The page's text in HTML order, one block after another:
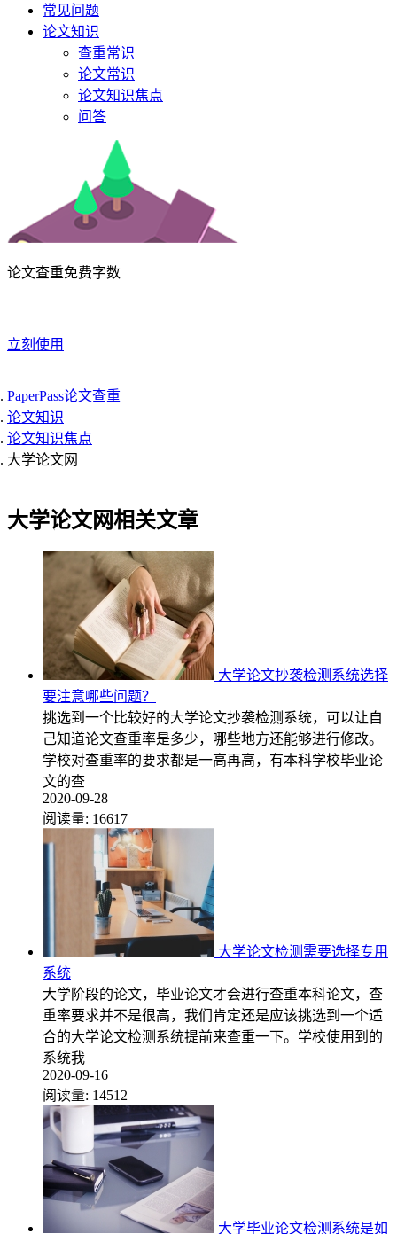
常见问题
论文知识
查重常识
论文常识
论文知识焦点
问答
论文查重免费字数
立刻使用
PaperPass论文查重
论文知识
论文知识焦点
大学论文网
大学论文网相关文章
大学论文抄袭检测系统选择
要注意哪些问题？
挑选到一个比较好的大学论文抄袭检测系统，可以让自
己知道论文查重率是多少，哪些地方还能够进行修改。
学校对查重率的要求都是一高再高，有本科学校毕业论
文的查
2020-09-28
阅读量: 16617
大学论文检测需要选择专用
系统
大学阶段的论文，毕业论文才会进行查重本科论文，查
重率要求并不是很高，我们肯定还是应该挑选到一个适
合的大学论文检测系统提前来查重一下。学校使用到的
系统我
2020-09-16
阅读量: 14512
大学毕业论文检测系统是如